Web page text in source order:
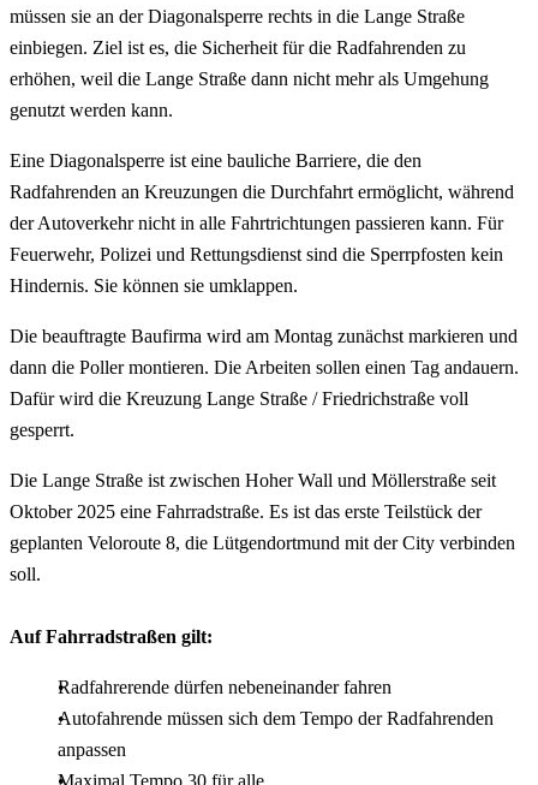
müssen sie an der Diagonalsperre rechts in die Lange Straße
einbiegen. Ziel ist es, die Sicherheit für die Radfahrenden zu
erhöhen, weil die Lange Straße dann nicht mehr als Umgehung
genutzt werden kann.
Eine Diagonalsperre ist eine bauliche Barriere, die den
Radfahrenden an Kreuzungen die Durchfahrt ermöglicht, während
der Autoverkehr nicht in alle Fahrtrichtungen passieren kann. Für
Feuerwehr, Polizei und Rettungsdienst sind die Sperrpfosten kein
Hindernis. Sie können sie umklappen.
Die beauftragte Baufirma wird am Montag zunächst markieren und
dann die Poller montieren. Die Arbeiten sollen einen Tag andauern.
Dafür wird die Kreuzung Lange Straße / Friedrichstraße voll
gesperrt.
Die Lange Straße ist zwischen Hoher Wall und Möllerstraße seit
Oktober 2025 eine Fahrradstraße. Es ist das erste Teilstück der
geplanten Veloroute 8, die Lütgendortmund mit der City verbinden
soll.
Auf Fahrradstraßen gilt:
Radfahrerende dürfen nebeneinander fahren
Autofahrende müssen sich dem Tempo der Radfahrenden
anpassen
Maximal Tempo 30 für alle